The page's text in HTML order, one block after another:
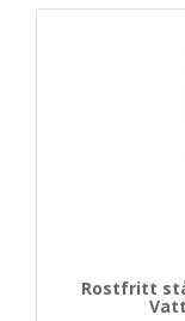
Rostfritt